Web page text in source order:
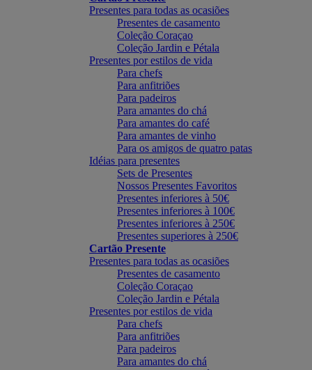
Presentes para todas as ocasiões
Presentes de casamento
Coleção Coraçao
Coleção Jardin e Pétala
Presentes por estilos de vida
Para chefs
Para anfitriões
Para padeiros
Para amantes do chá
Para amantes do café
Para amantes de vinho
Para os amigos de quatro patas
Idéias para presentes
Sets de Presentes
Nossos Presentes Favoritos
Presentes inferiores à 50€
Presentes inferiores à 100€
Presentes inferiores à 250€
Presentes superiores à 250€
Cartão Presente
Presentes para todas as ocasiões
Presentes de casamento
Coleção Coraçao
Coleção Jardin e Pétala
Presentes por estilos de vida
Para chefs
Para anfitriões
Para padeiros
Para amantes do chá